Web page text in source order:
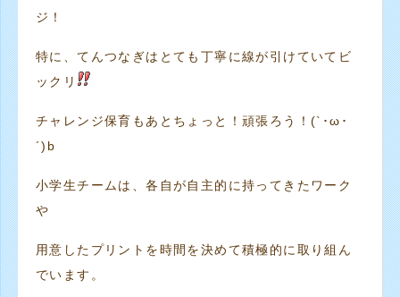
ジ！
特に、てんつなぎはとても丁寧に線が引けていてビ
ックリ
チャレンジ保育もあとちょっと！頑張ろう！(`･ω･
´)b
小学生チームは、各自が自主的に持ってきたワーク
や
用意したプリントを時間を決めて積極的に取り組ん
でいます。